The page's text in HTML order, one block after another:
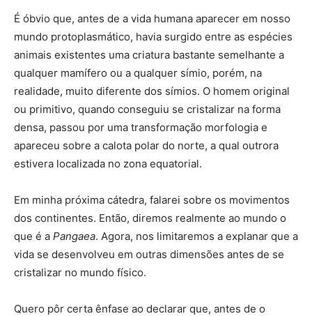
É óbvio que, antes de a vida humana aparecer em nosso
mundo protoplasmático, havia surgido entre as espécies
animais existentes uma criatura bastante semelhante a
qualquer mamífero ou a qualquer símio, porém, na
realidade, muito diferente dos símios. O homem original
ou primitivo, quando conseguiu se cristalizar na forma
densa, passou por uma transformação morfologia e
apareceu sobre a calota polar do norte, a qual outrora
estivera localizada no zona equatorial.
Em minha próxima cátedra, falarei sobre os movimentos
dos continentes. Então, diremos realmente ao mundo o
que é a Pangaea. Agora, nos limitaremos a explanar que a
vida se desenvolveu em outras dimensões antes de se
cristalizar no mundo físico.
Quero pôr certa ênfase ao declarar que, antes de o